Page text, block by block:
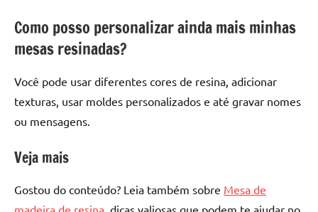
Como posso personalizar ainda mais minhas
mesas resinadas?
Você pode usar diferentes cores de resina, adicionar
texturas, usar moldes personalizados e até gravar nomes
ou mensagens.
Veja mais
Gostou do conteúdo? Leia também sobre Mesa de